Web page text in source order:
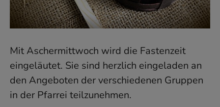
Mit Aschermittwoch wird die Fastenzeit
eingeläutet. Sie sind herzlich eingeladen an
den Angeboten der verschiedenen Gruppen
in der Pfarrei teilzunehmen.